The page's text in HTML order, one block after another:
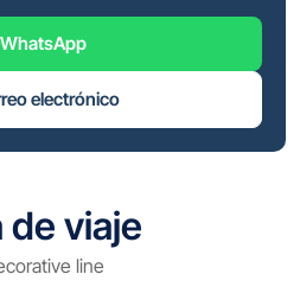
WhatsApp
electrónico
de viaje